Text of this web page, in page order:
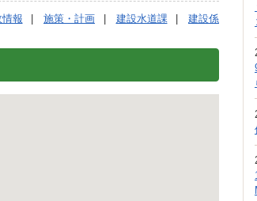
報 施策・計画 建設水道課 建設係